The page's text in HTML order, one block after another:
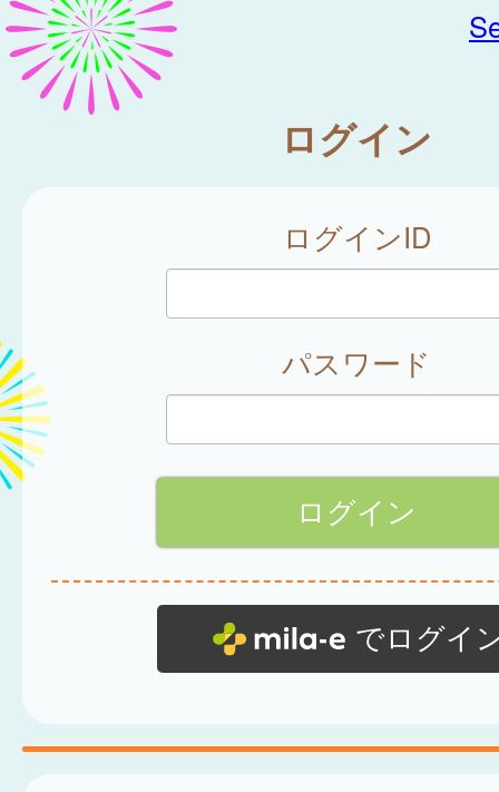
ログイン
ログインID
パスワード
でログイ